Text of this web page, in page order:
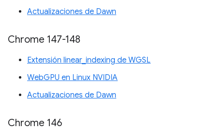
Actualizaciones de Dawn
Chrome 147-148
Extensión linear_indexing de WGSL
WebGPU en Linux NVIDIA
Actualizaciones de Dawn
Chrome 146